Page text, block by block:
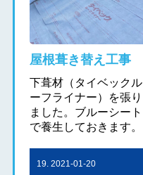
屋根葺き替え工事
下葺材（タイベックル
ーフライナー）を張り
ました。ブルーシート
で養生しておきます。
19. 2021-01-20